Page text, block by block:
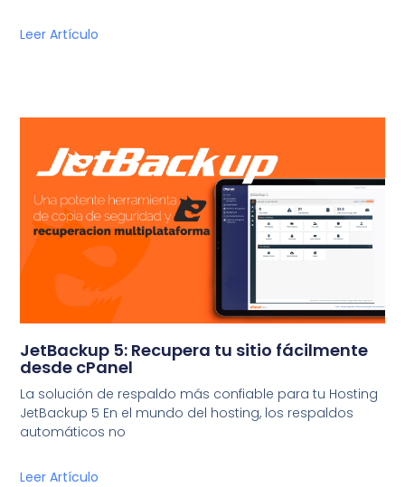
Leer Artículo
JetBackup 5: Recupera tu sitio fácilmente
desde cPanel
La solución de respaldo más confiable para tu Hosting
JetBackup 5 En el mundo del hosting, los respaldos
automáticos no
Leer Artículo